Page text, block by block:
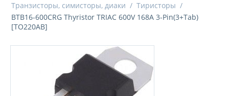
Транзисторы, симисторы, диаки / Тиристоры /
BTB16-600CRG Thyristor TRIAC 600V 168A 3-Pin(3+Tab)
[TO220AB]